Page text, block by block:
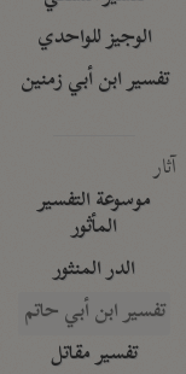
الوجيز للواحدي
تفسير ابن أبي زمنين
آثار
موسوعة التفسير
المأثور
الدر المنثور
تفسير ابن أبي حاتم
تفسير مقاتل